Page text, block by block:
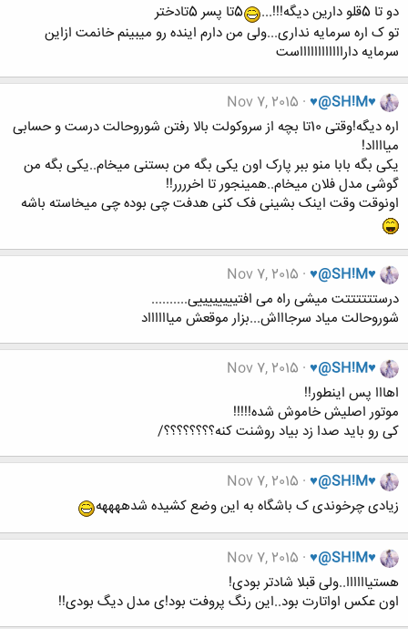
دو تا 5قلو دارین دیگه!!!...
5تا پسر 5تادختر
تو ک اره سرمایه نداری...ولی من دارم اینده رو میبینم خانمت ازاین
سرمایه دارااااااااااااست
♥@SH!M♥
Nov 7, 2015
اره دیگه!وقتی 10تا بچه از سروکولت بالا رفتن شوروحالت درست و حسابی
میااااد!
یکی بگه بابا منو ببر پارک اون یکی بگه من بستنی میخام..یکی بگه من
گوشی مدل فلان میخام..همینجور تا اخرررر!!
اونوقت وقت اینک بشینی فک کنی هدفت چی بوده چی میخاسته باشه
♥@SH!M♥
Nov 7, 2015
درستتتتتتت میشی راه می افتییییییییی..........
شوروحالت میاد سرجاااش...بزار موقعش میااااااد
♥@SH!M♥
Nov 7, 2015
اهااا پس اینطور!!
موتور اصلیش خاموش شده!!!!!
کی رو باید صدا زد بیاد روشنت کنه؟؟؟؟؟؟؟؟/
♥@SH!M♥
Nov 7, 2015
زیادی چرخوندی ک باشگاه به این وضع کشیده شدههههه
♥@SH!M♥
Nov 7, 2015
هستیاااااا..ولی قبلا شادتر بودی!
اون عکس اواتارت بود..این رنگ پروفت بود!ی مدل دیگ بودی!!